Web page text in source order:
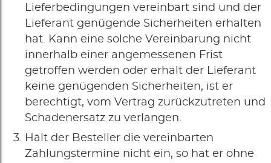
Lieferbedingungen vereinbart sind und der
Lieferant genügende Sicherheiten erhalten
hat. Kann eine solche Vereinbarung nicht
innerhalb einer angemessenen Frist
getroffen werden oder erhält der Lieferant
keine genügenden Sicherheiten, ist er
berechtigt, vom Vertrag zurückzutreten und
Schadenersatz zu verlangen.
Hält der Besteller die vereinbarten
Zahlungstermine nicht ein, so hat er ohne